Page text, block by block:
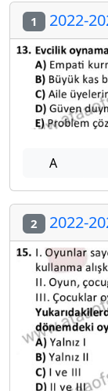
1 2022-
A
2 2022-